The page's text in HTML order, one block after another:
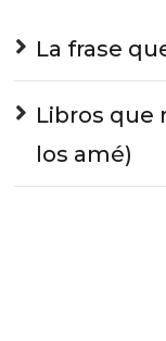
La frase
Libros que
los amé)